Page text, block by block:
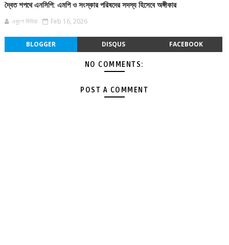
দ্বৈত শপথে এনসিপি: এমপি ও সংস্কার পরিষদের সদস্য হিসেবে অঙ্গীকার
একুশে মিডিয়া Feb 16, 2026
BLOGGER DISQUS FACEBOOK
NO COMMENTS:
POST A COMMENT